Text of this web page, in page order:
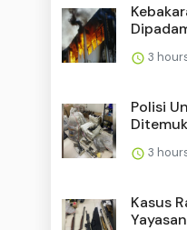
3
Polisi
3
Kasus